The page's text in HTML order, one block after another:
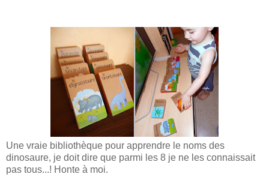
Une vraie bibliothèque pour apprendre le noms des
dinosaure, je doit dire que parmi les 8 je ne les connaissait
pas tous...! Honte à moi.